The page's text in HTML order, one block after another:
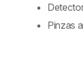
Pinzas